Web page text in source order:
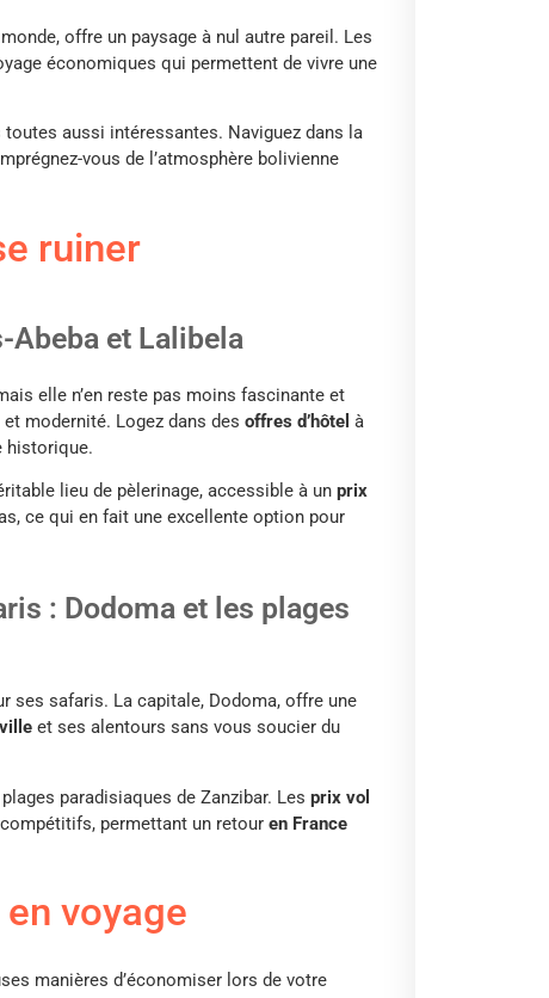
offre un paysage à nul autre pareil. Les
économiques qui permettent de vivre une
toutes aussi intéressantes. Naviguez dans la
vous de l’atmosphère bolivienne
ruiner
Abeba et Lalibela
elle n’en reste pas moins fascinante et
modernité. Logez dans des offres d’hôtel à
historique.
lieu de pèlerinage, accessible à un prix
ce qui en fait une excellente option pour
: Dodoma et les plages
ses safaris. La capitale, Dodoma, offre une
ville et ses alentours sans vous soucier du
paradisiaques de Zanzibar. Les prix vol
permettant un retour en France
voyage
manières d’économiser lors de votre